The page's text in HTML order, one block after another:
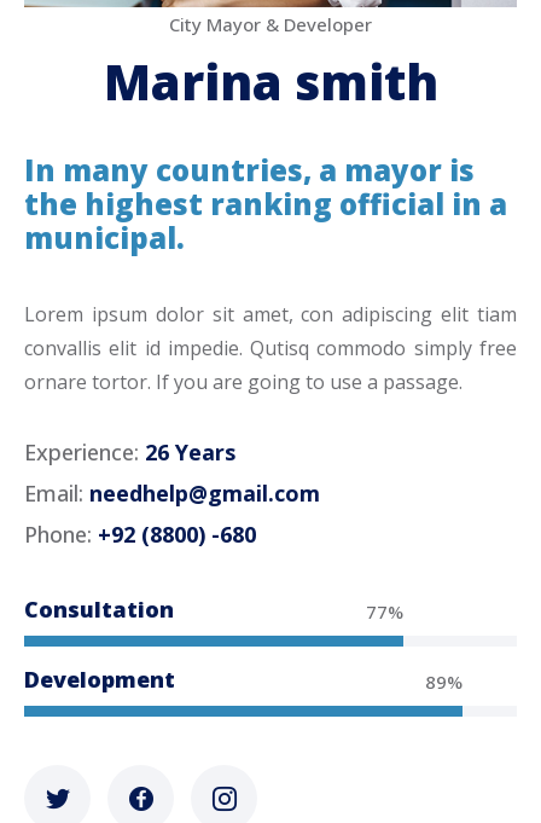
City Mayor & Developer
Marina smith
In many countries, a mayor is
the highest ranking official in a
municipal.
Lorem ipsum dolor sit amet, con adipiscing elit tiam
convallis elit id impedie. Qutisq commodo simply free
ornare tortor. If you are going to use a passage.
Experience: 26 Years
Email: needhelp@gmail.com
Phone: +92 (8800) -680
Consultation 77%
Development 89%